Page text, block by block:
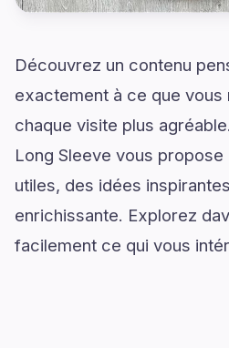
Découvrez un contenu
exactement à ce que
chaque visite plus
Long Sleeve vous
utiles, des idées
enrichissante. Explorez
facilement ce qui vous